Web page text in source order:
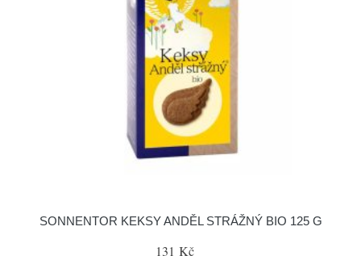
SONNENTOR KEKSY ANDĚL STRÁŽNÝ BIO 125 G
131 Kč